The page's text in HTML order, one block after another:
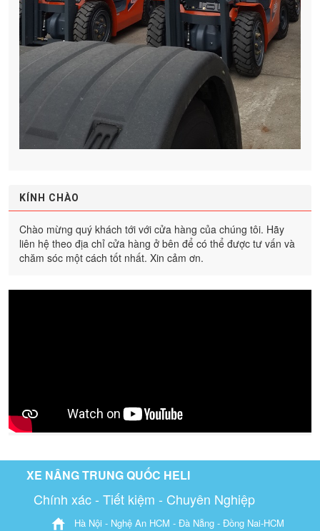
KÍNH CHÀO
Chào mừng quý khách tới với cửa hàng của chúng tôi. Hãy
liên hệ theo địa chỉ cửa hàng ở bên để có thể được tư vấn và
chăm sóc một cách tốt nhất. Xin cảm ơn.
XE NÂNG TRUNG QUỐC HELI
Chính xác - Tiết kiệm - Chuyên Nghiệp
Hà Nội - Nghệ An HCM - Đà Nẵng - Đồng Nai-HCM